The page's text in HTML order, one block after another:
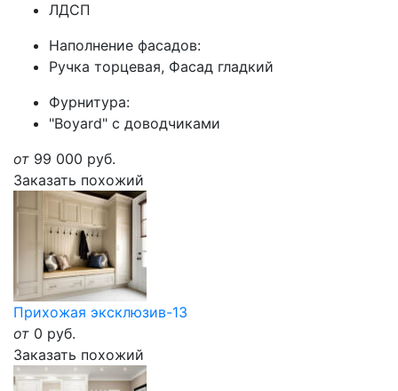
ЛДСП
Наполнение фасадов:
Ручка торцевая, Фасад гладкий
Фурнитура:
"Boyard" с доводчиками
от 99 000 руб.
Заказать похожий
Прихожая эксклюзив-13
от 0 руб.
Заказать похожий